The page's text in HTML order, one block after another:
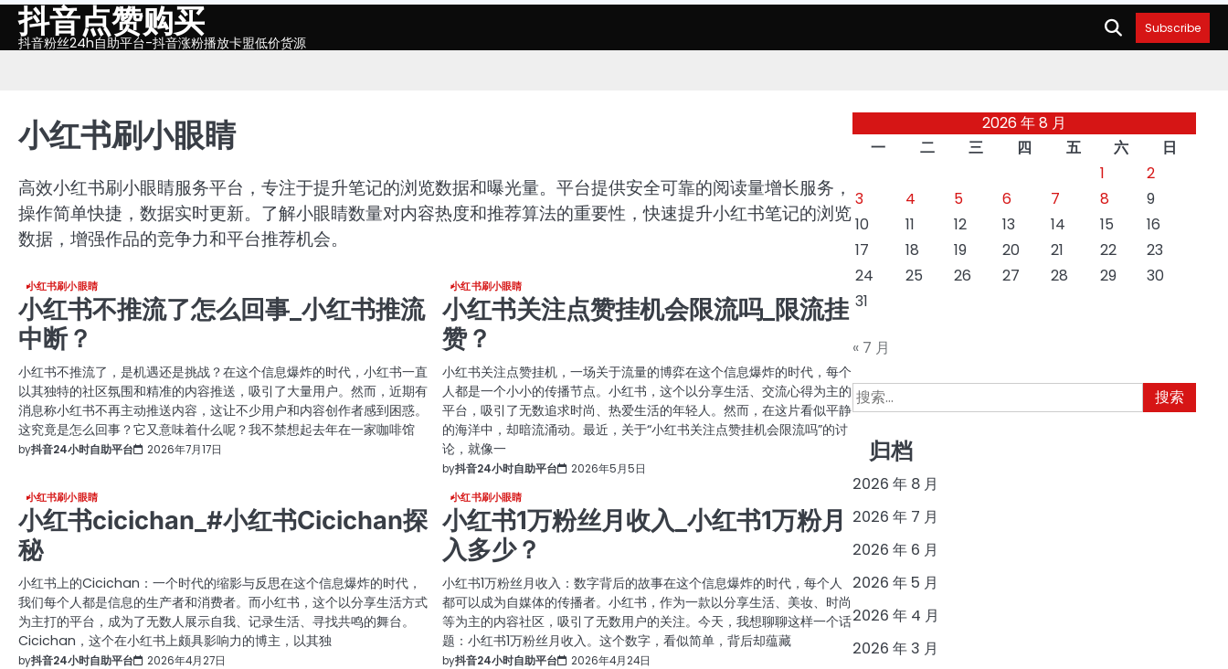
Skip抖音点赞购买
抖音粉丝24h自助平台-抖音涨粉播放卡盟低价货源
Subscribe
小红书刷小眼睛
高效小红书刷小眼睛服务平台，专注于提升笔记的浏览数据和曝光量。平台提供安全可靠的阅读量增长服务，
操作简单快捷，数据实时更新。了解小眼睛数量对内容热度和推荐算法的重要性，快速提升小红书笔记的浏览
数据，增强作品的竞争力和平台推荐机会。
小红书刷小眼睛
小红书不推流了怎么回事_小红书推流
中断？
小红书不推流了，是机遇还是挑战？在这个信息爆炸的时代，小红书一直
以其独特的社区氛围和精准的内容推送，吸引了大量用户。然而，近期有
消息称小红书不再主动推送内容，这让不少用户和内容创作者感到困惑。
这究竟是怎么回事？它又意味着什么呢？我不禁想起去年在一家咖啡馆
by抖音24小时自助平台 2026年7月17日
小红书刷小眼睛
小红书关注点赞挂机会限流吗_限流挂
赞？
小红书关注点赞挂机，一场关于流量的博弈在这个信息爆炸的时代，每个
人都是一个小小的传播节点。小红书，这个以分享生活、交流心得为主的
平台，吸引了无数追求时尚、热爱生活的年轻人。然而，在这片看似平静
的海洋中，却暗流涌动。最近，关于“小红书关注点赞挂机会限流吗”的讨
论，就像一
by抖音24小时自助平台 2026年5月5日
小红书刷小眼睛
小红书cicichan_#小红书Cicichan探
秘
小红书上的Cicichan：一个时代的缩影与反思在这个信息爆炸的时代，
我们每个人都是信息的生产者和消费者。而小红书，这个以分享生活方式
为主打的平台，成为了无数人展示自我、记录生活、寻找共鸣的舞台。
Cicichan，这个在小红书上颇具影响力的博主，以其独
by抖音24小时自助平台 2026年4月27日
小红书刷小眼睛
小红书1万粉丝月收入_小红书1万粉月
入多少？
小红书1万粉丝月收入：数字背后的故事在这个信息爆炸的时代，每个人
都可以成为自媒体的传播者。小红书，作为一款以分享生活、美妆、时尚
等为主的内容社区，吸引了无数用户的关注。今天，我想聊聊这样一个话
题：小红书1万粉丝月收入。这个数字，看似简单，背后却蕴藏
by抖音24小时自助平台 2026年4月24日
2026 年 8 月
一
二 三 四 五 六
日
1
2
3
4 5 6 7 8
9
10
11 12 13 14 15
16
17
18 19 20 21 22
23
24
25 26 27 28 29
30
31
« 7 月
搜
索：
归档
2026 年 8 月
2026 年 7 月
2026 年 6 月
2026 年 5 月
2026 年 4 月
2026 年 3 月